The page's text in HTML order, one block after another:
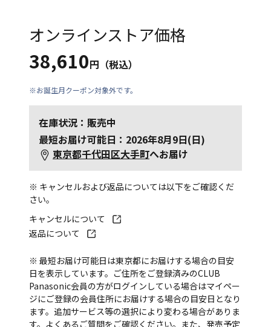
オンラインストア価格
38,610円（税込）
※お誕生月クーポン対象外です。
在庫状況：販売中
最短お届け可能日：2026年8月9日(日)
東京都千代田区大手町へお届け
※ キャンセルおよび返品については以下をご確認くだ
さい。
キャンセルについて
返品について
※ 最短お届け可能日は東京都にお届けする場合の目安
日を表示しています。ご住所をご登録済みのCLUB
Panasonic会員の方がログインしている場合はマイペー
ジにご登録の会員住所にお届けする場合の目安日となり
ます。追加サービス等の選択により変わる場合がありま
す。 よくあるご質問をご確認ください。また、発売予定